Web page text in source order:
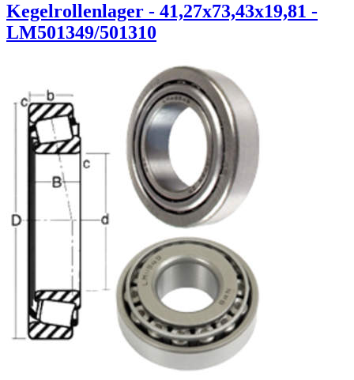
Kegelrollenlager - 41,27x73,43x19,81 -
LM501349/501310